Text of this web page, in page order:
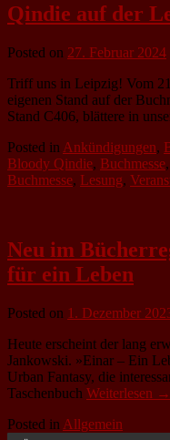
Qindie auf der
Posted on 27. Februar 2024
Triff uns in Leipzig! Vom
eigenen Stand auf der
Stand C406, blättere in
Posted in Ankündigungen,
Bloody Qindie, Buchmesse,
Buchmesse, Lesung,
Neu im
für ein Leben
Posted on 1. Dezember
Heute erscheint der lang
Jankowski. »Einar – Ein
Urban Fantasy, die
Taschenbuch Weiterlesen →
Posted in Allgemein